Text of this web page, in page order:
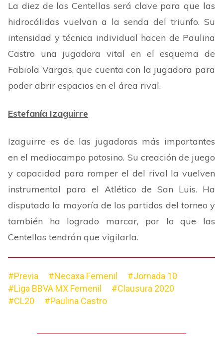
La diez de las Centellas será clave para que las
hidrocálidas vuelvan a la senda del triunfo. Su
intensidad y técnica individual hacen de Paulina
Castro una jugadora vital en el esquema de
Fabiola Vargas, que cuenta con la jugadora para
poder abrir espacios en el área rival.
Estefanía Izaguirre
Izaguirre es de las jugadoras más importantes
en el mediocampo potosino. Su creación de juego
y capacidad para romper el del rival la vuelven
instrumental para el Atlético de San Luis. Ha
disputado la mayoría de los partidos del torneo y
también ha logrado marcar, por lo que las
Centellas tendrán que vigilarla.
#Previa #Necaxa Femenil
#Jornada 10
#Liga BBVA MX Femenil
#Clausura 2020
#CL20
#Paulina Castro